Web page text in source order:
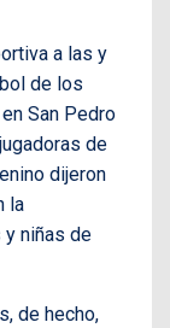
a las y
de los
San Pedro
de
dijeron
la
niñas de
de hecho,